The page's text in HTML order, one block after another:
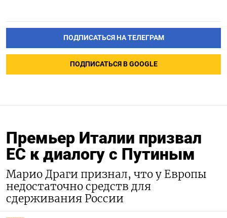
ПОДПИСАТЬСЯ НА ТЕЛЕГРАМ
ПОДПИСАТЬСЯ В GOOGLE
Премьер Италии призвал
ЕС к диалогу с Путиным
Марио Драги признал, что у Европы
недостаточно средств для
сдерживания России